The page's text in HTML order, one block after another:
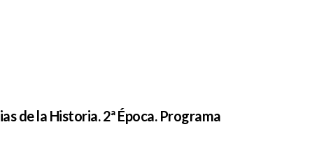
de la Historia. 2ª Época. Programa